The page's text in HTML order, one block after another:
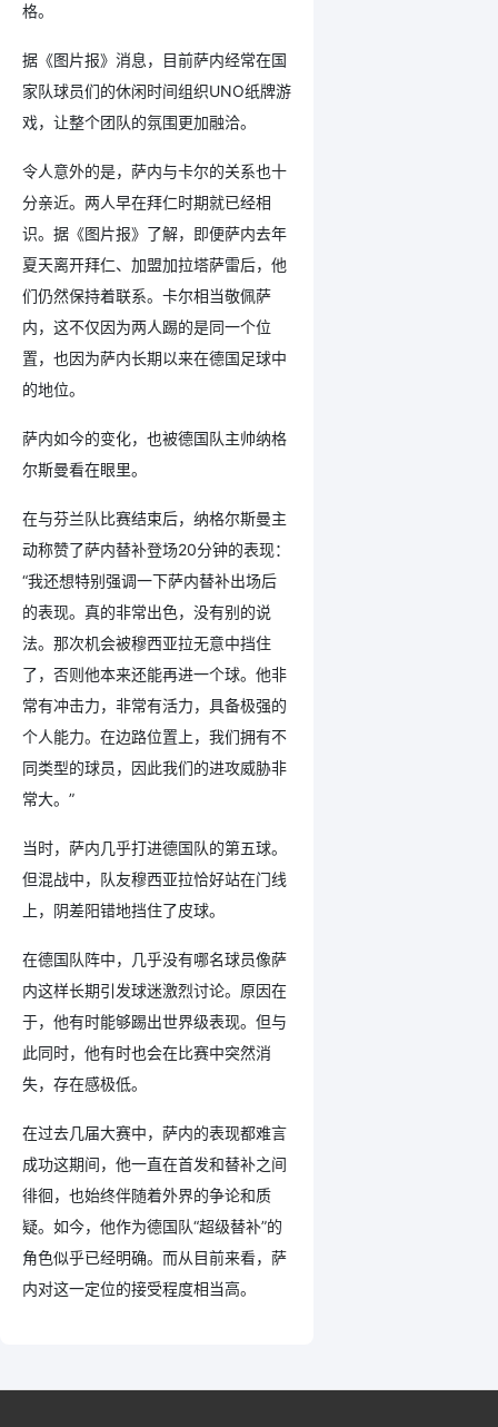
格。
据《图片报》消息，目前萨内经常在国
家队球员们的休闲时间组织UNO纸牌游
戏，让整个团队的氛围更加融洽。
令人意外的是，萨内与卡尔的关系也十
分亲近。两人早在拜仁时期就已经相
识。据《图片报》了解，即便萨内去年
夏天离开拜仁、加盟加拉塔萨雷后，他
们仍然保持着联系。卡尔相当敬佩萨
内，这不仅因为两人踢的是同一个位
置，也因为萨内长期以来在德国足球中
的地位。
萨内如今的变化，也被德国队主帅纳格
尔斯曼看在眼里。
在与芬兰队比赛结束后，纳格尔斯曼主
动称赞了萨内替补登场20分钟的表现：
“我还想特别强调一下萨内替补出场后
的表现。真的非常出色，没有别的说
法。那次机会被穆西亚拉无意中挡住
了，否则他本来还能再进一个球。他非
常有冲击力，非常有活力，具备极强的
个人能力。在边路位置上，我们拥有不
同类型的球员，因此我们的进攻威胁非
常大。”
当时，萨内几乎打进德国队的第五球。
但混战中，队友穆西亚拉恰好站在门线
上，阴差阳错地挡住了皮球。
在德国队阵中，几乎没有哪名球员像萨
内这样长期引发球迷激烈讨论。原因在
于，他有时能够踢出世界级表现。但与
此同时，他有时也会在比赛中突然消
失，存在感极低。
在过去几届大赛中，萨内的表现都难言
成功这期间，他一直在首发和替补之间
徘徊，也始终伴随着外界的争论和质
疑。如今，他作为德国队“超级替补”的
角色似乎已经明确。而从目前来看，萨
内对这一定位的接受程度相当高。